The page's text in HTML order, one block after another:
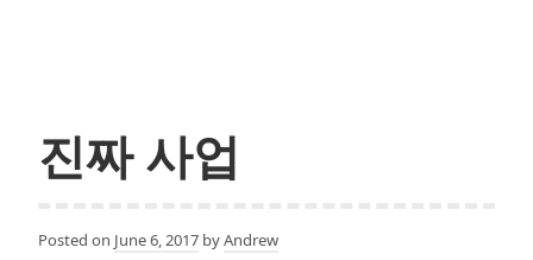
설
수
진짜 사업
Posted on June 6, 2017 byAndrew